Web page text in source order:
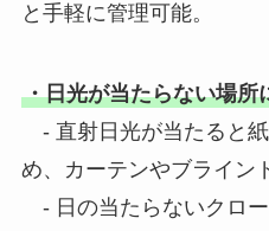
と手軽に管理可能。
・日光が当たらない場所
- 直射日光が当たると
め、カーテンやブライン
- 日の当たらないクロ